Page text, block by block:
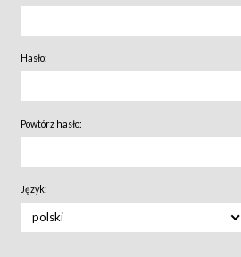
Hasło:
Powtórz hasło:
Język:
polski